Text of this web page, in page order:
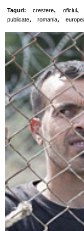
Taguri: crestere, oficiul,
publicate, romania,